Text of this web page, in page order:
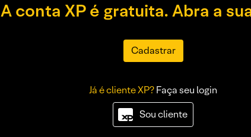
A conta XP é gratuita. Abra a
Cadastrar
Já é cliente XP?Faça seu login
Sou cliente